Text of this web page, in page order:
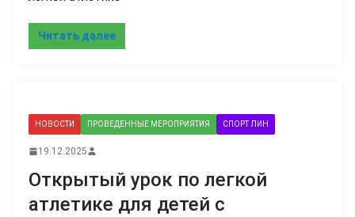
Читать далее
НОВОСТИ ПРОВЕДЕННЫЕ МЕРОПРИЯТИЯ СПОРТ ЛИН
19.12.2025
Открытый урок по легкой
атлетике для детей с